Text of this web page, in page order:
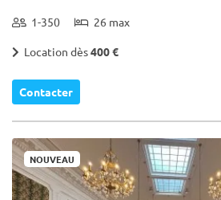
1-350 26 max
Location dès400 €
Contacter
NOUVEAU